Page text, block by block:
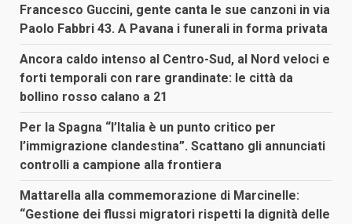
Francesco Guccini, gente canta le sue canzoni in via
Paolo Fabbri 43. A Pavana i funerali in forma privata
Ancora caldo intenso al Centro-Sud, al Nord veloci e
forti temporali con rare grandinate: le città da
bollino rosso calano a 21
Per la Spagna “l’Italia è un punto critico per
l’immigrazione clandestina”. Scattano gli annunciati
controlli a campione alla frontiera
Mattarella alla commemorazione di Marcinelle:
“Gestione dei flussi migratori rispetti la dignità delle